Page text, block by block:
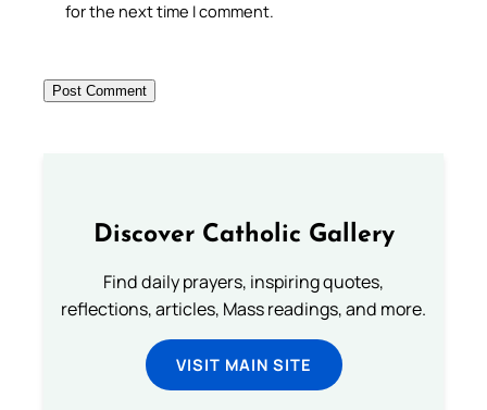
for the next time I comment.
Discover Catholic Gallery
Find daily prayers, inspiring quotes,
reflections, articles, Mass readings, and more.
VISIT MAIN SITE